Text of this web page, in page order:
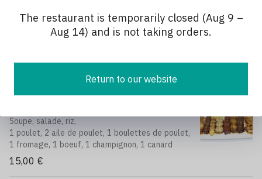
The restaurant is temporarily closed (Aug 9 –
Aug 14) and is not taking orders.
Return to our website
Menu A. 7 Brochettes variées
Soupe, salade, riz,
Soupe, salade, riz,
1 poulet, 2 aile de poulet, 1 boulettes de poulet,
1 fromage, 1 boeuf, 1 champignon, 1 canard
15,00 €